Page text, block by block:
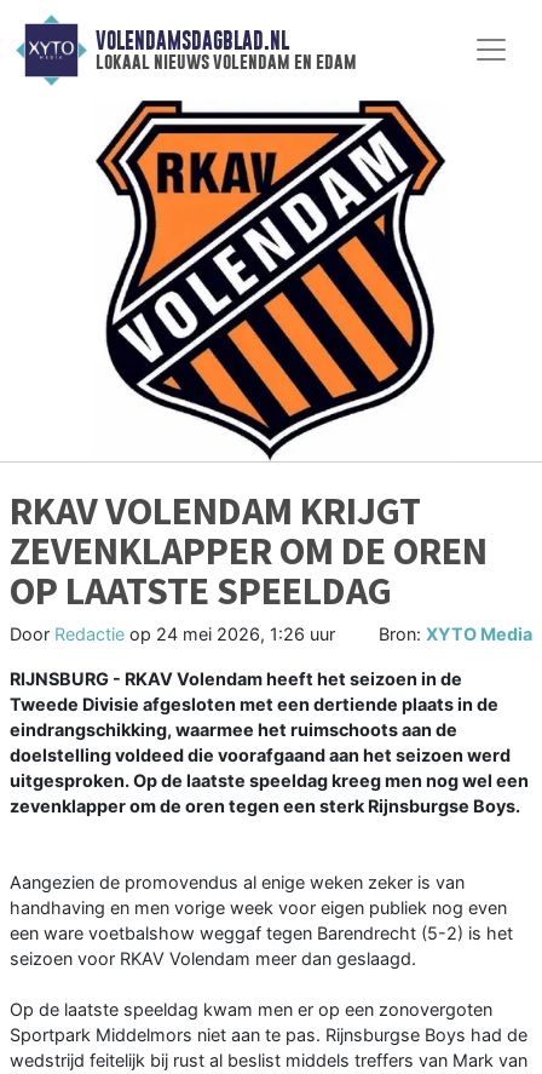
VOLENDAMSDAGBLAD.NL
lokaal nieuws volendam en edam
RKAV VOLENDAM KRIJGT
ZEVENKLAPPER OM DE OREN
OP LAATSTE SPEELDAG
Door Redactie op 24 mei 2026, 1:26 uur Bron: XYTO Media
RIJNSBURG - RKAV Volendam heeft het seizoen in de
Tweede Divisie afgesloten met een dertiende plaats in de
eindrangschikking, waarmee het ruimschoots aan de
doelstelling voldeed die voorafgaand aan het seizoen werd
uitgesproken. Op de laatste speeldag kreeg men nog wel een
zevenklapper om de oren tegen een sterk Rijnsburgse Boys.
Aangezien de promovendus al enige weken zeker is van
handhaving en men vorige week voor eigen publiek nog even
een ware voetbalshow weggaf tegen Barendrecht (5-2) is het
seizoen voor RKAV Volendam meer dan geslaagd.
Op de laatste speeldag kwam men er op een zonovergoten
Sportpark Middelmors niet aan te pas. Rijnsburgse Boys had de
wedstrijd feitelijk bij rust al beslist middels treffers van Mark van